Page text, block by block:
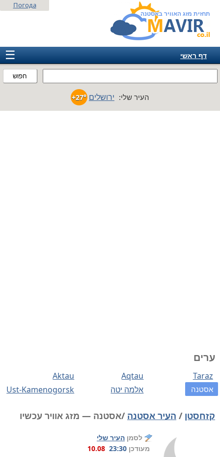
תחזית מזג האוויר באסטנה
חפוש
Погода
☰
דף ראשי
אמריקה
העיר שלי: ירושלים +27°
ערים
Aktau Aqtau
Taraz
Ust-Kamenogorsk
אלמה יטה אסטנה
קזחסטן / העיר אסטנה /אסטנה — מזג אוויר עכשיו
לסמן העיר שלי
מעודכן 23:30
10.08